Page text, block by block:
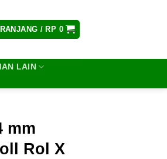
/ RP 0
LAIN
mm
Rol X